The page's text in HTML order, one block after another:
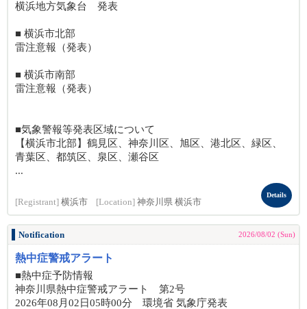
横浜地方気象台 発表
■ 横浜市北部
雷注意報（発表）
■ 横浜市南部
雷注意報（発表）
■気象警報等発表区域について
【横浜市北部】鶴見区、神奈川区、旭区、港北区、緑区、
青葉区、都筑区、泉区、瀬谷区
...
[Registrant] 横浜市 [Location] 神奈川県 横浜市
Details
Notification 2026/08/02 (Sun)
熱中症警戒アラート
■熱中症予防情報
神奈川県熱中症警戒アラート 第2号
2026年08月02日05時00分 環境省 気象庁発表